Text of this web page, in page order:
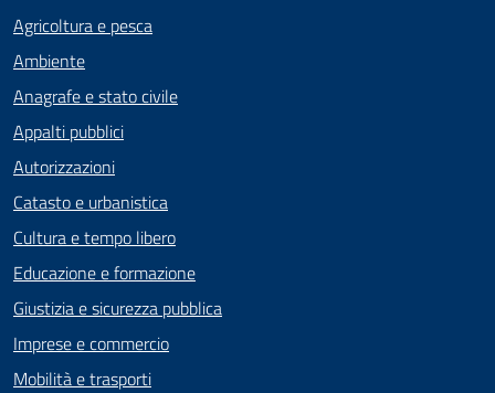
Agricoltura e pesca
Ambiente
Anagrafe e stato civile
Appalti pubblici
Autorizzazioni
Catasto e urbanistica
Cultura e tempo libero
Educazione e formazione
Giustizia e sicurezza pubblica
Imprese e commercio
Mobilità e trasporti